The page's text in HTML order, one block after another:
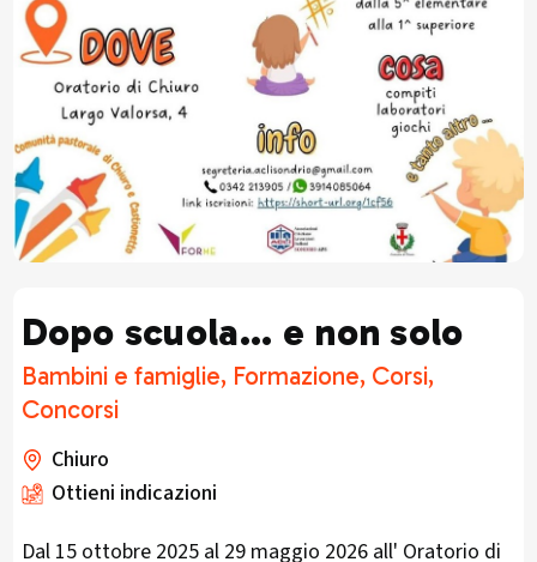
Dopo scuola... e non solo
Bambini e famiglie, Formazione, Corsi,
Concorsi
Chiuro
Ottieni indicazioni
Dal 15 ottobre 2025 al 29 maggio 2026 all' Oratorio di